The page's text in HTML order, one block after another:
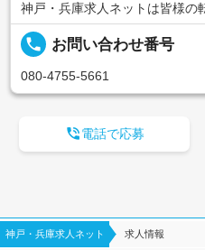
神戸・兵庫求人ネットは皆様の
local_phone お問い合わせ番号
080-4755-5661
電話で応募
神戸・兵庫求人ネット 求人情報